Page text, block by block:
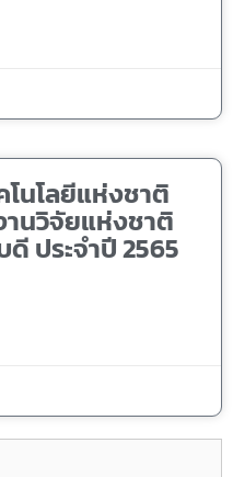
นโลยีแห่งชาติ
นวิจัยแห่งชาติ
ประจำปี 2565